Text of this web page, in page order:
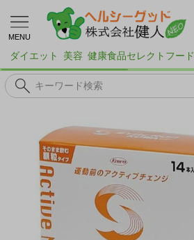
MENU
ダイエット 美容 健康食品セレクトフード